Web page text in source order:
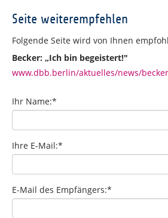
Seite weiterempfehlen
Folgende Seite wird von Ihnen
Becker: „Ich bin begeistert!"
www.dbb.berlin/aktuelles/news/
Ihr Name:*
Ihre E-Mail:*
E-Mail des Empfängers:*